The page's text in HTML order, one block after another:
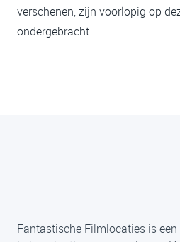
verschenen, zijn voorlopig op
ondergebracht.
Fantastische Filmlocaties is